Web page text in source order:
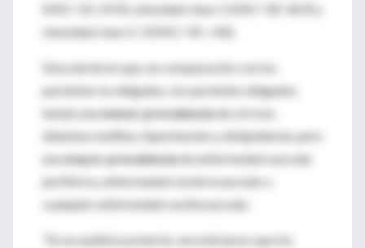
(IMC=25-29,9), obesidad clase 1 (IMC=30-34,9) y
obesidad clase 2-3 (IMC=35-<40).
Descubrieron que, en comparación con los
pacientes no delgados, los pacientes delgados
tenían unamenor prevalenciade cirrosis,
diabetes mellitus, hipertensión y dislipidemia; pero
unamayor prevalenciade enfermedad vascular
periférica, enfermedad cerebrovascular y
cualquier enfermedad cardiovascular.
“En un análisis posterior, encontramos que los